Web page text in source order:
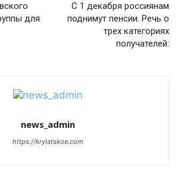
для
С 1 декабря россиянам
поднимут пенсии. Речь о
трех категориях
получателей:
news_admin
https://krylatskoe.com